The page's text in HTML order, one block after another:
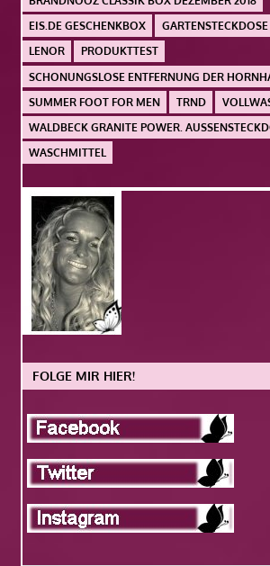
EIS.DE GESCHENKBOX
GARTENSTECKDOSE
LENOR
PRODUKTTEST
SCHONUNGSLOSE ENTFERNUNG DER
SUMMER FOOT FOR MEN
TRND
WALDBECK GRANITE POWER.
WASCHMITTEL
FOLGE MIR HIER!